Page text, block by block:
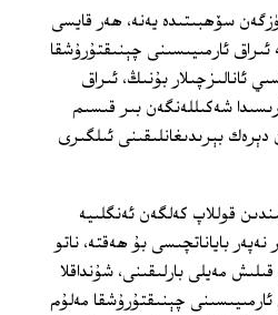
سۆھبىتىدە يەنە، ھەر قايسى
ئارمىيىسىنى چېنىقتۇرۇشقا
ئانالىزچىلار بۇنىڭ، ئىراق
شەكىللەنگەن بىر قىسىم
دېرەك بېرىدىغانلىقىنى ئىلگىرى
قوللاپ كەلگەن ئەنگلىيە
باياناتچىسى بۇ ھەقتە، ناتو
مەيلى بارلىقىنى، شۇنداقلا
چېنىقتۇرۇشقا مەلۇم